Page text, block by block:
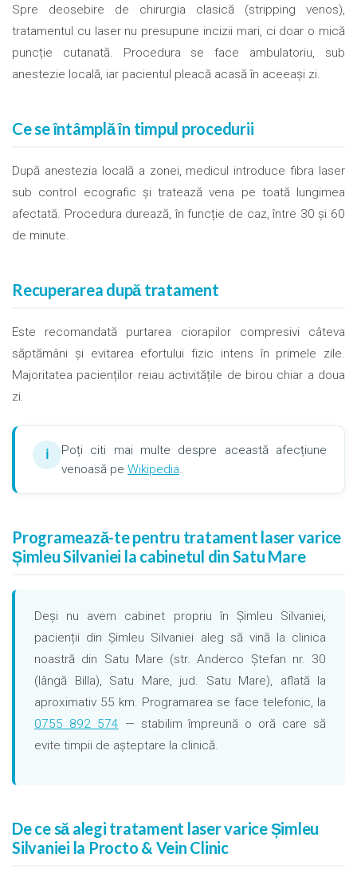
Spre deosebire de chirurgia clasică (stripping venos),
tratamentul cu laser nu presupune incizii mari, ci doar o mică
puncție cutanată. Procedura se face ambulatoriu, sub
anestezie locală, iar pacientul pleacă acasă în aceeași zi.
Ce se întâmplă în timpul procedurii
După anestezia locală a zonei, medicul introduce fibra laser
sub control ecografic și tratează vena pe toată lungimea
afectată. Procedura durează, în funcție de caz, între 30 și 60
de minute.
Recuperarea după tratament
Este recomandată purtarea ciorapilor compresivi câteva
săptămâni și evitarea efortului fizic intens în primele zile.
Majoritatea pacienților reiau activitățile de birou chiar a doua
zi.
ℹ
Poți citi mai multe despre această afecțiune
venoasă pe Wikipedia.
Programează-te pentru tratament laser varice
Șimleu Silvaniei la cabinetul din Satu Mare
Deși nu avem cabinet propriu în Șimleu Silvaniei,
pacienții din Șimleu Silvaniei aleg să vină la clinica
noastră din Satu Mare (str. Anderco Ștefan nr. 30
(lângă Billa), Satu Mare, jud. Satu Mare), aflată la
aproximativ 55 km. Programarea se face telefonic, la
0755 892 574 — stabilim împreună o oră care să
evite timpii de așteptare la clinică.
De ce să alegi tratament laser varice Șimleu
Silvaniei la Procto & Vein Clinic